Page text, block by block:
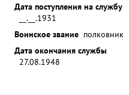
Дата поступления на службу
__.__.1931
Воинское звание полковник
Дата окончания службы
27.08.1948